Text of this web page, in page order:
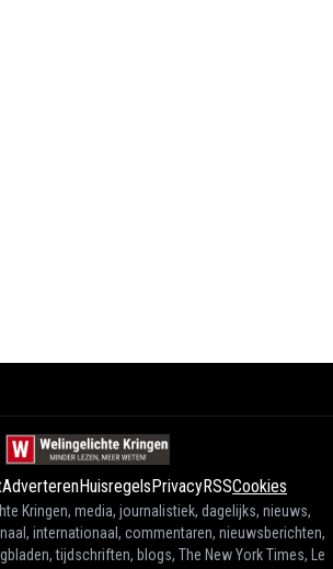
AdverterenHuisregels PrivacyRSSCookies
Kringen, media, journalistiek, dagelijks, nieuws,
internationaal, commentaren, nieuwsberichten,
tijdschriften, blogs, The New York Times, Le